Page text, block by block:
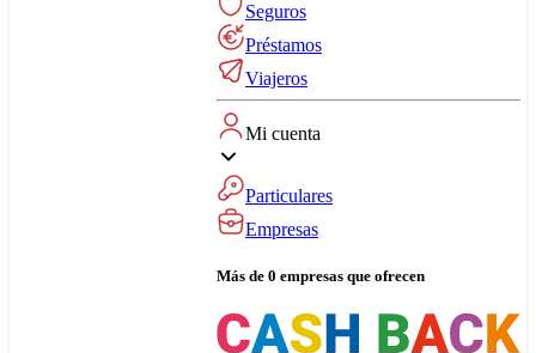
Seguros
Préstamos
Viajeros
Mi cuenta
Particulares
Empresas
Más de 0 empresas que ofrecen